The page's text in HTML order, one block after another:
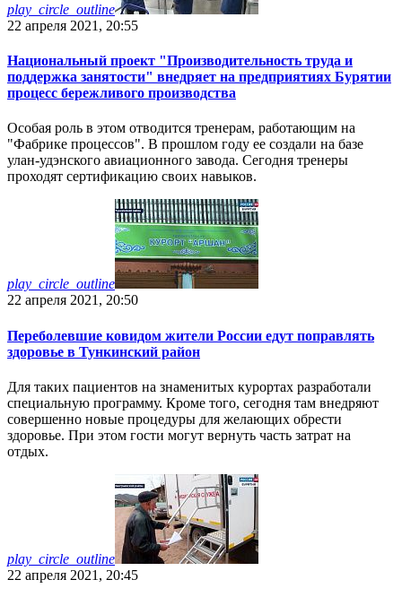
play_circle_outline
22 апреля 2021, 20:55
Национальный проект "Производительность труда и
поддержка занятости" внедряет на предприятиях Бурятии
процесс бережливого производства
Особая роль в этом отводится тренерам, работающим на
"Фабрике процессов". В прошлом году ее создали на базе
улан-удэнского авиационного завода. Сегодня тренеры
проходят сертификацию своих навыков.
play_circle_outline
22 апреля 2021, 20:50
Переболевшие ковидом жители России едут поправлять
здоровье в Тункинский район
Для таких пациентов на знаменитых курортах разработали
специальную программу. Кроме того, сегодня там внедряют
совершенно новые процедуры для желающих обрести
здоровье. При этом гости могут вернуть часть затрат на
отдых.
play_circle_outline
22 апреля 2021, 20:45